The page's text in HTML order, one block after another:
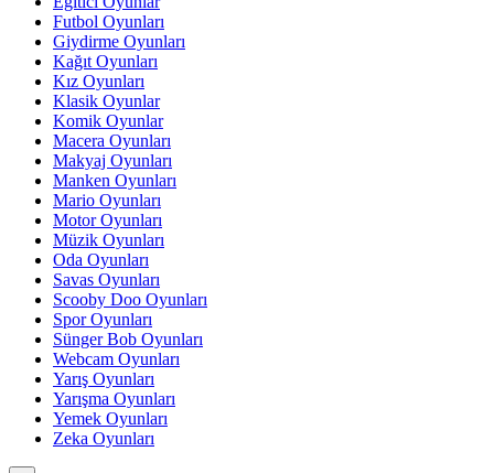
Futbol Oyunları
Giydirme Oyunları
Kağıt Oyunları
Kız Oyunları
Klasik Oyunlar
Komik Oyunlar
Macera Oyunları
Makyaj Oyunları
Manken Oyunları
Mario Oyunları
Motor Oyunları
Müzik Oyunları
Oda Oyunları
Savas Oyunları
Scooby Doo Oyunları
Spor Oyunları
Sünger Bob Oyunları
Webcam Oyunları
Yarış Oyunları
Yarışma Oyunları
Yemek Oyunları
Zeka Oyunları